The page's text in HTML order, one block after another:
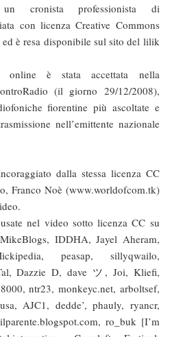
un cronista professionista di
con licenza Creative Commons
è resa disponibile sul sito del lilik
online è stata accettata nella
(il giorno 29/12/2008),
fiorentine più ascoltate e
nell’emittente nazionale
dalla stessa licenza CC
Franco Noè (www.worldofcom.tk)
nel video sotto licenza CC su
IDDHA, Jayel Aheram,
peasap, sillyqwailo,
Dazzie D, dave ツ, Joi, Kliefi,
ntr23, monkeyc.net, arboltsef,
AJC1, dedde’, phauly, ryancr,
ro_buk [I’m